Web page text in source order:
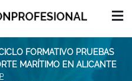
FORMATIVO PRUEBAS
MARÍTIMO EN ALICANTE